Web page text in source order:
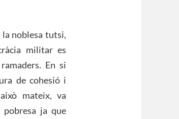
la noblesa tutsi,
militar es
En si
de cohesió i
mateix, va
ja que